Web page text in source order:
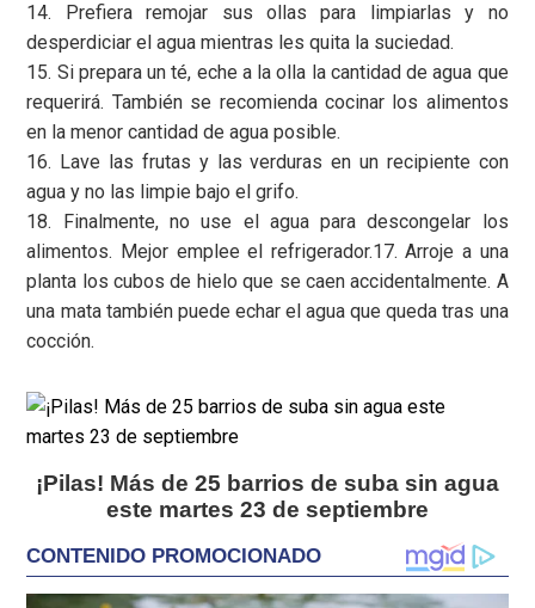
14. Prefiera remojar sus ollas para limpiarlas y no
desperdiciar el agua mientras les quita la suciedad.
15. Si prepara un té, eche a la olla la cantidad de agua que
requerirá. También se recomienda cocinar los alimentos
en la menor cantidad de agua posible.
16. Lave las frutas y las verduras en un recipiente con
agua y no las limpie bajo el grifo.
18. Finalmente, no use el agua para descongelar los
alimentos. Mejor emplee el refrigerador.17. Arroje a una
planta los cubos de hielo que se caen accidentalmente. A
una mata también puede echar el agua que queda tras una
cocción.
¡Pilas! Más de 25 barrios de suba sin agua
este martes 23 de septiembre